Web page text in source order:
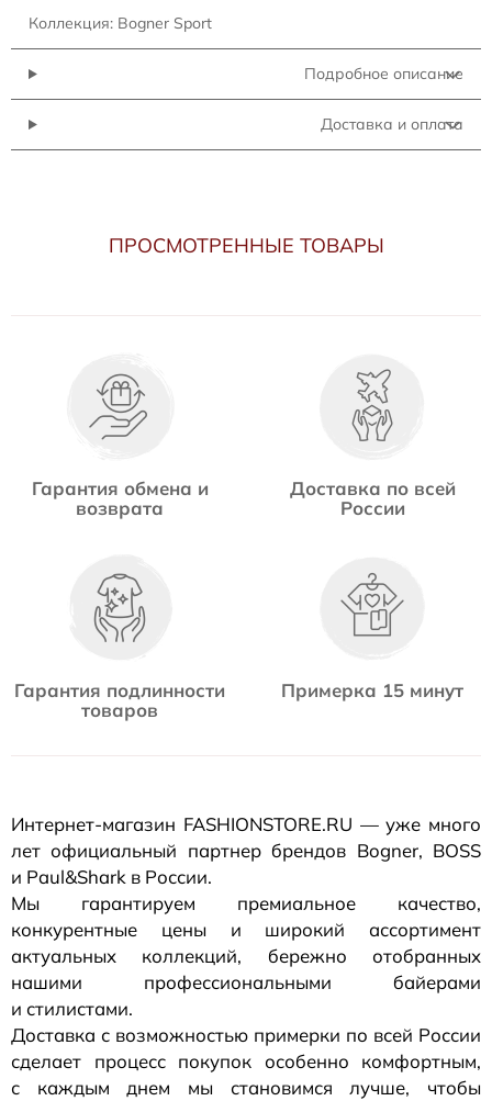
Коллекция: Bogner Sport
Подробное описание
Доставка и оплата
ПРОСМОТРЕННЫЕ ТОВАРЫ
Гарантия обмена и
возврата
Доставка по всей
России
Гарантия подлинности
товаров
Примерка 15 минут
Интернет-магазин FASHIONSTORE.RU — уже много
лет официальный партнер брендов Bogner, BOSS
и Paul&Shark в России.
Мы гарантируем премиальное качество,
конкурентные цены и широкий ассортимент
актуальных коллекций, бережно отобранных
нашими профессиональными байерами
и стилистами.
Доставка с возможностью примерки по всей России
сделает процесс покупок особенно комфортным,
с каждым днем мы становимся лучше, чтобы